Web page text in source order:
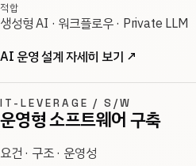
적합
생성형 AI · 워크플로우 · Private LLM
AI 운영 설계 자세히 보기 ↗
IT-LEVERAGE / S/W
운영형 소프트웨어 구축
요건 · 구조 · 운영성